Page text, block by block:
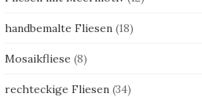
handbemalte Fliesen (18)
Mosaikfliese (8)
rechteckige Fliesen (34)